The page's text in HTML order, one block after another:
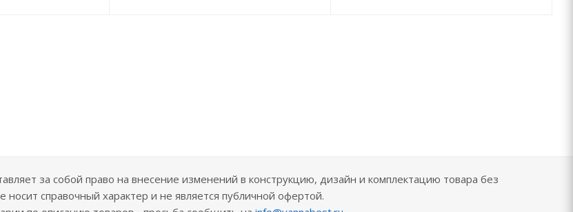
за собой право на внесение изменений в конструкцию, дизайн и комплектацию товара без
справочный характер и не является публичной офертой.